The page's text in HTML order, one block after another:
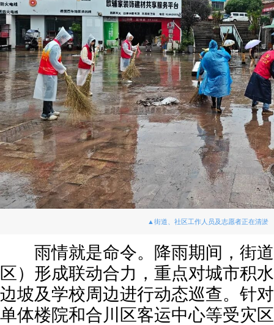
▲街道、社区工作人员及志愿者正在清淤
雨情就是命令。降雨期间，街道
区）形成联动合力，重点对城市积
边坡及学校周边进行动态巡查。针
单体楼院和合川区客运中心等受灾